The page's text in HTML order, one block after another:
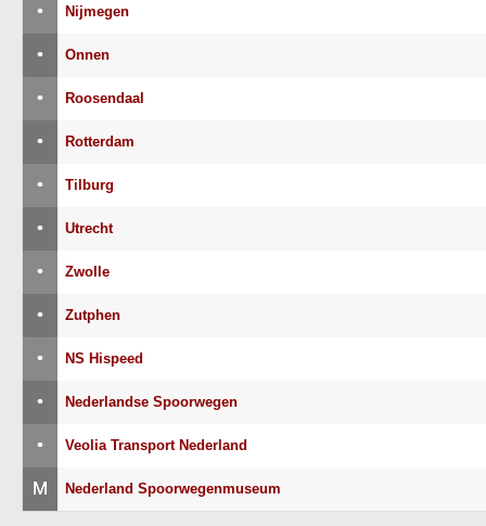
• Nijmegen
• Onnen
• Roosendaal
• Rotterdam
• Tilburg
• Utrecht
• Zwolle
• Zutphen
• NS Hispeed
• Nederlandse Spoorwegen
• Veolia Transport Nederland
М Nederland Spoorwegenmuseum